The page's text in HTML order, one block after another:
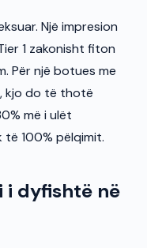
Një impresion
1 zakonisht fiton
Për një botues me
kjo do të thotë
më i ulët
100% pëlqimit.
i dyfishtë në